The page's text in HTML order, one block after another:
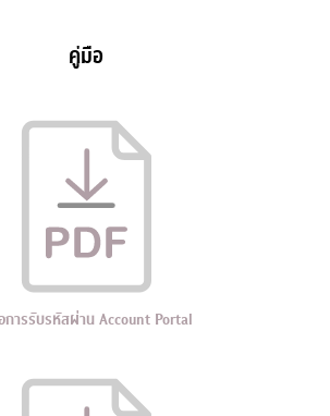
คู่มือ
การรับรหัสผ่าน Account Portal